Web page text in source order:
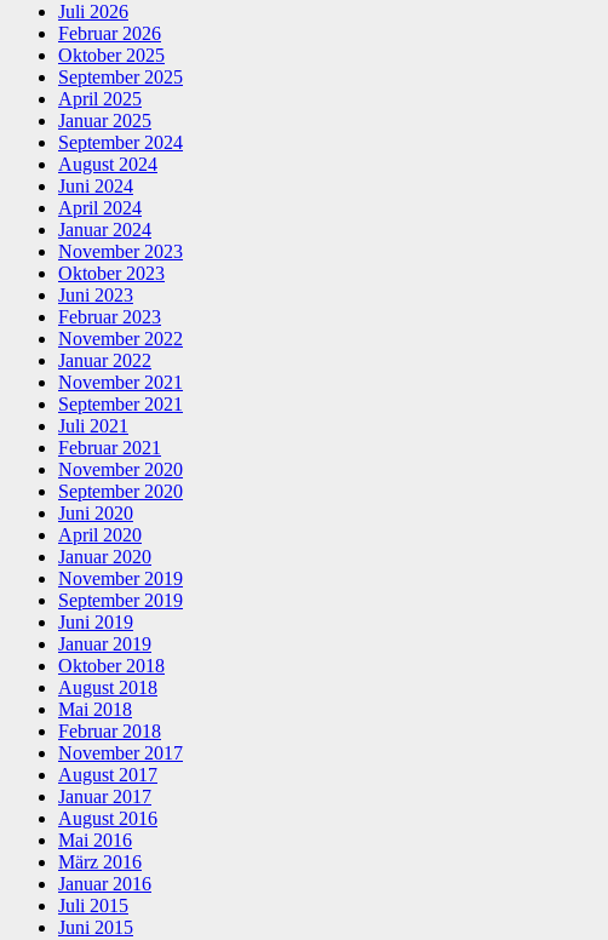
Juli 2026
Februar 2026
Oktober 2025
September 2025
April 2025
Januar 2025
September 2024
August 2024
Juni 2024
April 2024
Januar 2024
November 2023
Oktober 2023
Juni 2023
Februar 2023
November 2022
Januar 2022
November 2021
September 2021
Juli 2021
Februar 2021
November 2020
September 2020
Juni 2020
April 2020
Januar 2020
November 2019
September 2019
Juni 2019
Januar 2019
Oktober 2018
August 2018
Mai 2018
Februar 2018
November 2017
August 2017
Januar 2017
August 2016
Mai 2016
März 2016
Januar 2016
Juli 2015
Juni 2015